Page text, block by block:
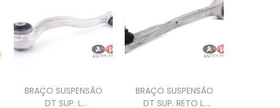
BRAÇO SUSPENSÃO
DT SUP. L
BRAÇO SUSPENSÃO
DT SUP. RETO L.